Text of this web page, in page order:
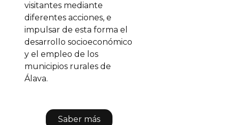
visitantes mediante
diferentes acciones, e
impulsar de esta forma el
desarrollo socioeconómico
y el empleo de los
municipios rurales de
Álava.
Saber más